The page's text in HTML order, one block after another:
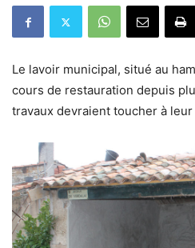
Le lavoir municipal, situé au
cours de restauration depuis
travaux devraient toucher à